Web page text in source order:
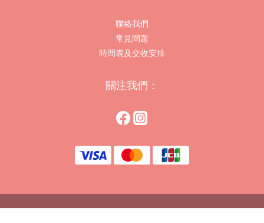
聯絡我們
常見問題
時間表及交收安排
關注我們：